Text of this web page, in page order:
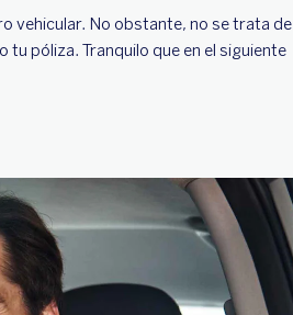
vehicular. No obstante, no se trata de
tu póliza. Tranquilo que en el siguiente